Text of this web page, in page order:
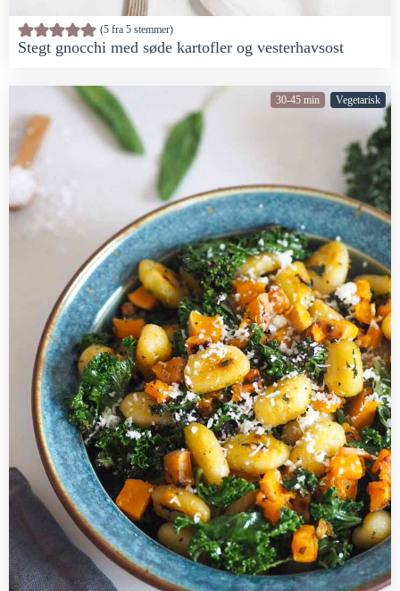
5fra 5stemmer
Stegt gnocchi med søde kartofler og vesterhavsost
30-45 min Vegetarisk